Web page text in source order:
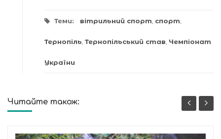
Теми: вітрильний спорт спорт
Тернопіль Тернопільський став Чемпіонат
України
Читайте також: